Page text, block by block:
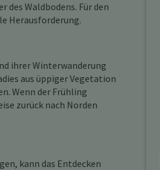
des Waldbodens. Für den
Herausforderung.
ihrer Winterwanderung
aus üppiger Vegetation
Wenn der Frühling
zurück nach Norden
kann das Entdecken